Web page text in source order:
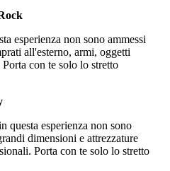
esperienza non sono ammessi
all'esterno, armi, oggetti
con te solo lo stretto
questa esperienza non sono
dimensioni e attrezzature
Porta con te solo lo stretto